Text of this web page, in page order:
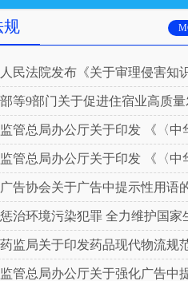
规
院发布《关于审理侵害知识产权民事纠纷案件适用惩罚性赔偿的解释
等9部门关于促进住宿业高质量发展的指导
办公厅关于印发 《〈中华人民共和国广告法〉适用问题 执法指南（二）》的
办公厅关于印发 《〈中华人民共和国广告法〉适用问题 执法指南（一）》的
告协会关于广告中提示性用语的合规风险提
全力维护国家生态安全 “两高”公布《关于修改〈最高人民法院、最高人民检察院关于办理环境污染刑事案件适用法律若干问题的解释〉的
局关于印发药品现代物流规范化建设指导意见的通
总局办公厅关于强化广告中提示性用语监管工作的通